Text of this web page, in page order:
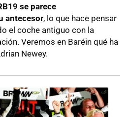
se parece
antecesor, lo que hace pensar
el coche antiguo con la
Veremos en Baréin qué ha
Newey.